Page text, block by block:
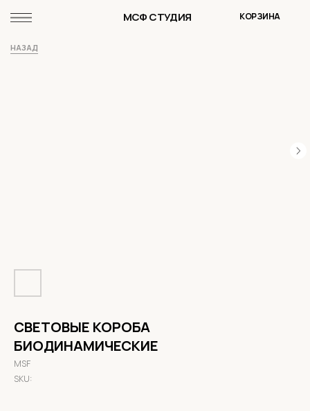
МСФ СТУДИЯ КОРЗИНА
НАЗАД
СВЕТОВЫЕ КОРОБА
БИОДИНАМИЧЕСКИЕ
MSF
SKU: